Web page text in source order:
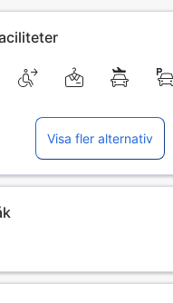
Visa fler alternativ